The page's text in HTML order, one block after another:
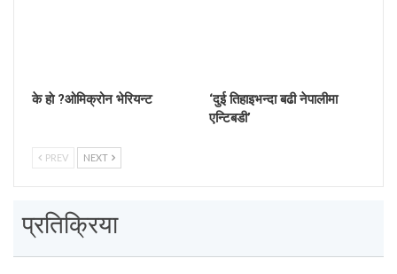
के हाे ?ओमिक्रोन भेरियन्ट
‘दुई तिहाइभन्दा बढी नेपालीमा
एन्टिबडी’
PREV NEXT
प्रतिक्रिया